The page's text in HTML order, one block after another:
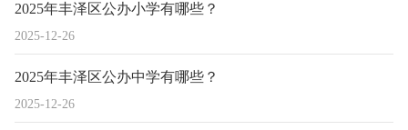
2025-12-26
2025年丰泽区公办小学有哪些？
2025-12-26
2025年丰泽区公办中学有哪些？